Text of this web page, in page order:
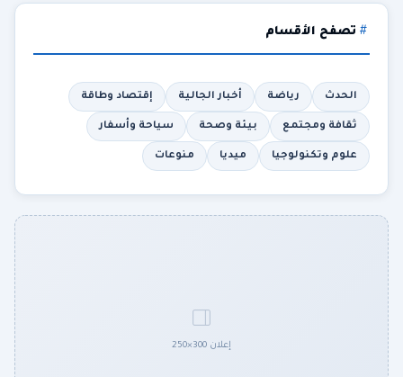
تصفح الأقسام
الحدث رياضة أخبار الجالية إقتصاد وطاقة
ثقافة ومجتمع بيئة وصحة سياحة وأسفار
علوم وتكنولوجيا ميديا منوعات
إعلان 300×250